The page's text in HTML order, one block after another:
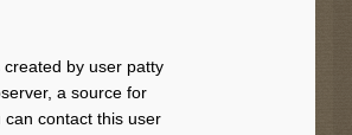
created by user patty
a source for
can contact this user